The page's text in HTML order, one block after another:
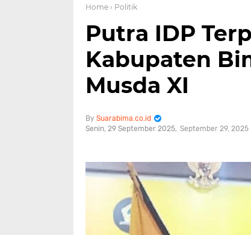
Home › Politik
Putra IDP
Kabupaten
Musda XI
Suarabima.co.id
Senin, 29 September 2025 September 29, 2025